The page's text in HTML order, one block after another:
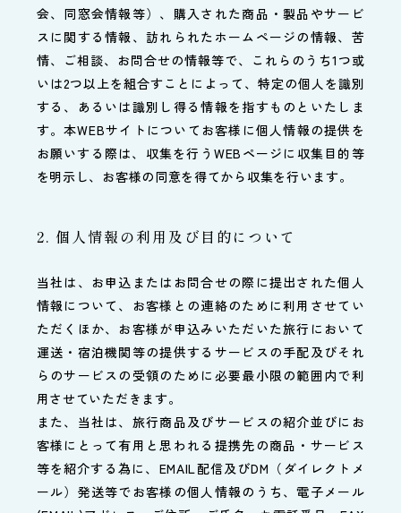
会、同窓会情報等）、購入された商品・製品やサービ
スに関する情報、訪れられたホームページの情報、苦
情、ご相談、お問合せの情報等で、これらのうち1つ或
いは2つ以上を組合すことによって、特定の個人を識別
する、あるいは識別し得る情報を指すものといたしま
す。本WEBサイトについてお客様に個人情報の提供を
お願いする際は、収集を行うWEBページに収集目的等
を明示し、お客様の同意を得てから収集を行います。
2. 個人情報の利用及び目的について
当社は、お申込またはお問合せの際に提出された個人
情報について、お客様との連絡のために利用させてい
ただくほか、お客様が申込みいただいた旅行において
運送・宿泊機関等の提供するサービスの手配及びそれ
らのサービスの受領のために必要最小限の範囲内で利
用させていただきます。
また、当社は、旅行商品及びサービスの紹介並びにお
客様にとって有用と思われる提携先の商品・サービス
等を紹介する為に、EMAIL配信及びDM（ダイレクトメ
ール）発送等でお客様の個人情報のうち、電子メール